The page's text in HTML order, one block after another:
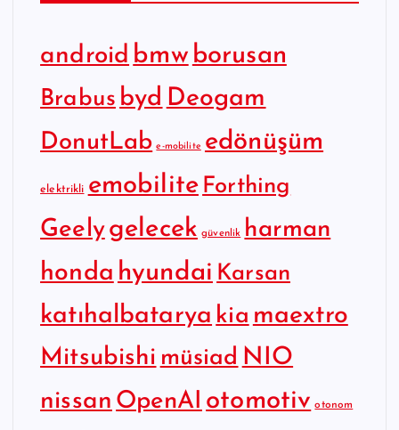
android bmw borusan
Brabus byd Deogam
DonutLab e-mobilite edönüşüm
elektrikli emobilite Forthing
Geelygelecek güvenlik harman
honda hyundai Karsan
katıhalbatarya kia maextro
Mitsubishi müsiad NIO
nissan OpenAI otomotiv otonom